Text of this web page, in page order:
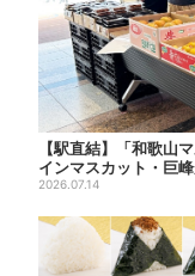
【駅直結】「和歌山
インマスカット・巨
2026.07.14